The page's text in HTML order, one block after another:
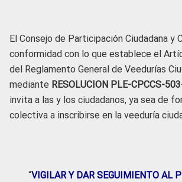
El Consejo de Participación Ciudadana y
conformidad con lo que establece el
del Reglamento General de Veedurías
mediante RESOLUCION PLE-CPCCS-
invita a las y los ciudadanos, ya sea de
colectiva a inscribirse en la veeduría
“VIGILAR Y DAR SEGUIMIENTO AL